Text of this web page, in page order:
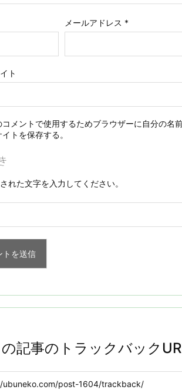
メールアドレス *
ト
コメントで使用するためブラウザーに自分の名
トを保存する。
れた文字を入力してください。
記事のトラックバック